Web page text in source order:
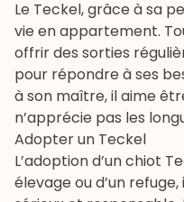
Le Teckel, grâce à sa
vie en appartement.
offrir des sorties
pour répondre à ses
à son maître, il aime
n’apprécie pas les
Adopter un Teckel
L’adoption d’un chiot
élevage ou d’un refuge,